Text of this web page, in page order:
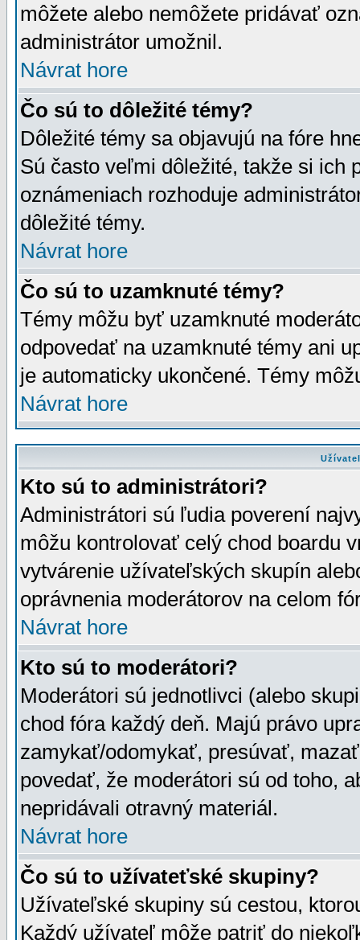
môžete alebo nemôžete pridávať
administrátor umožnil.
Návrat hore
Čo sú to dôležité témy?
Dôležité témy sa objavujú na fóre
Sú často veľmi dôležité, takže si ich
oznámeniach rozhoduje
dôležité témy.
Návrat hore
Čo sú to uzamknuté témy?
Témy môžu byť uzamknuté
odpovedať na uzamknuté témy ani
je automaticky ukončené. Témy
Návrat hore
Kto sú to administrátori?
Administrátori sú ľudia poverení
môžu kontrolovať celý chod boardu
vytvárenie užívateľských skupín
oprávnenia moderátorov na celom
Návrat hore
Kto sú to moderátori?
Moderátori sú jednotlivci (alebo
chod fóra každý deň. Majú právo
zamykať/odomykať, presúvať,
povedať, že moderátori sú od toho,
nepridávali otravný materiál.
Návrat hore
Čo sú to užívateťské skupiny?
Užívateľské skupiny sú cestou,
Každý užívateľ môže patriť do